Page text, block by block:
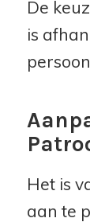
De
is
Het is
aan te